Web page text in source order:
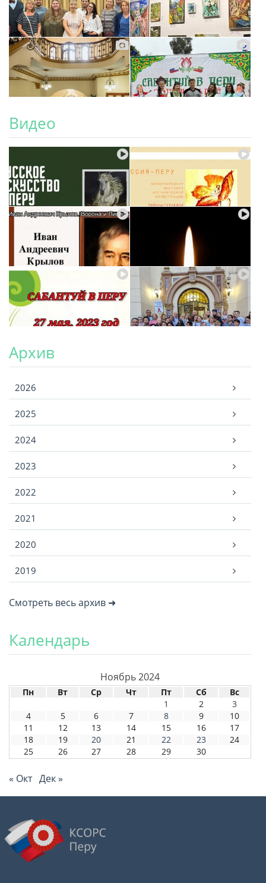
Видео
Архив
2026
2025
2024
2023
2022
2021
2020
2019
Смотреть весь архив ➜
Календарь
Ноябрь 2024
Пн Вт Ср Чт Пт Сб
Вс
1
2
3
4
5 6 7 8 9
10
11
12 13 14 15 16
17
18
19 20 21 22 23
24
25
26 27 28 29 30
« Окт Дек »